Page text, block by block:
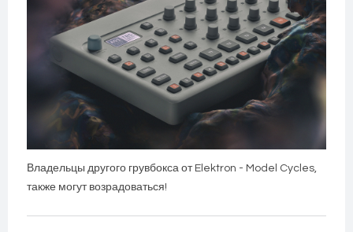
Владельцы другого грувбокса от Elektron - Model Cycles,
также могут возрадоваться!